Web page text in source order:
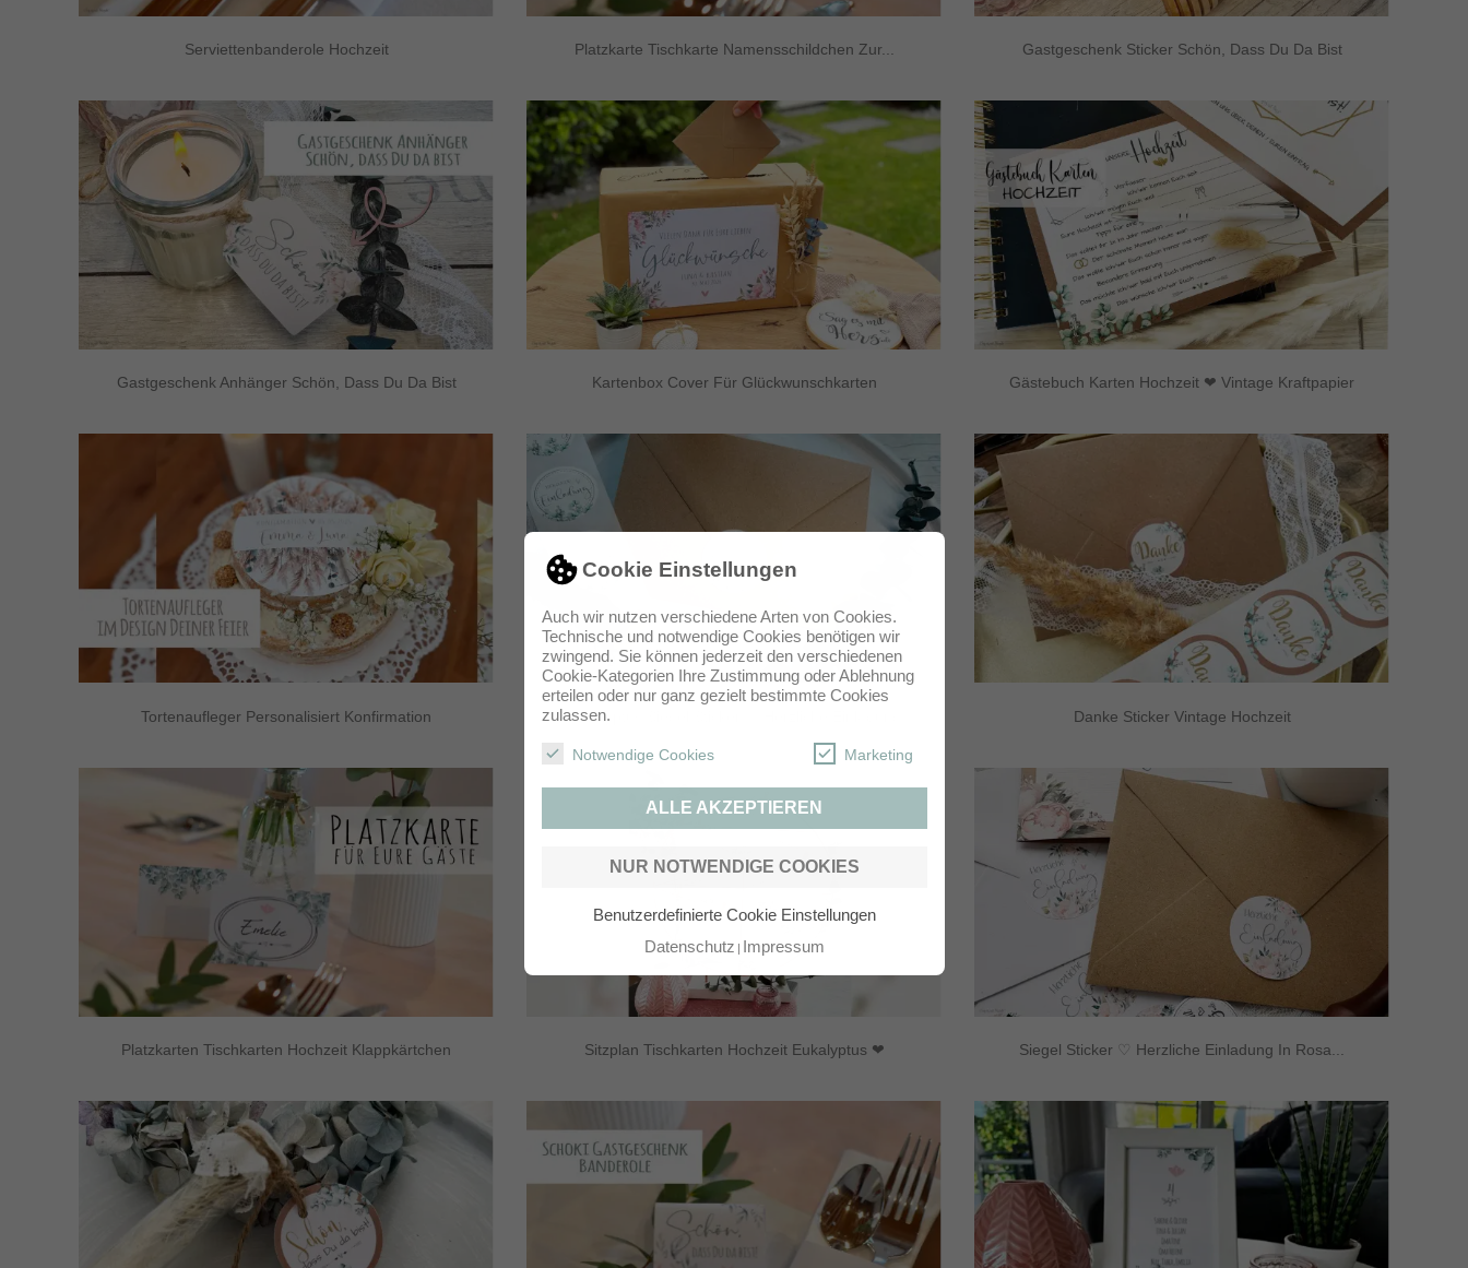
Cookie Einstellungen
Auch wir nutzen verschiedene Arten von Cookies.
Technische und notwendige Cookies benötigen wir
zwingend. Sie können jederzeit den verschiedenen
Cookie-Kategorien Ihre Zustimmung oder Ablehnung
erteilen oder nur ganz gezielt bestimmte Cookies
zulassen.
Notwendige Cookies Marketing
ALLE AKZEPTIEREN
NUR NOTWENDIGE COOKIES
Benutzerdefinierte Cookie Einstellungen
Datenschutz Impressum
Serviettenbanderole Hochzeit Platzkarte Tischkarte Namensschildchen Zur... Gastgeschenk Sticker Schön, Dass Du Da Bist
Gastgeschenk Anhänger Schön, Dass Du Da Bist Kartenbox Cover Für Glückwunschkarten Gästebuch Karten Hochzeit ❤ Vintage Kraftpapier
Tortenaufleger Personalisiert Konfirmation Eukalyptus Siegel Sticker ♡ Herzliche Einladung Danke Sticker Vintage Hochzeit
Platzkarten Tischkarten Hochzeit Klappkärtchen Sitzplan Tischkarten Hochzeit Eukalyptus ❤ Siegel Sticker ♡ Herzliche Einladung In Rosa...